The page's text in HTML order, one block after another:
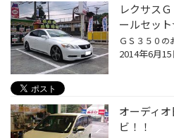
レクサス
ールセッ
2014年6月15
オーディ
ビ！！